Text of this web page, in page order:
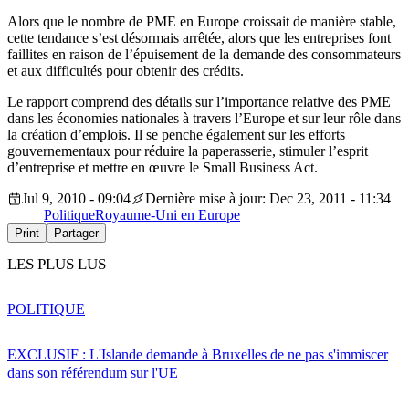
Alors que le nombre de PME en Europe croissait de manière stable,
cette tendance s’est désormais arrêtée, alors que les entreprises font
faillites en raison de l’épuisement de la demande des consommateurs
et aux difficultés pour obtenir des crédits.
Le rapport comprend des détails sur l’importance relative des PME
dans les économies nationales à travers l’Europe et sur leur rôle dans
la création d’emplois. Il se penche également sur les efforts
gouvernementaux pour réduire la paperasserie, stimuler l’esprit
d’entreprise et mettre en œuvre le Small Business Act.
Jul 9, 2010 - 09:04
Dernière mise à jour: Dec 23, 2011 - 11:34
PolitiqueRoyaume-Uni en Europe
Print Partager
LES PLUS LUS
EXCLUSIF : L'Islande demande à Bruxelles de ne pas s'immiscer
dans son référendum sur l'UE
POLITIQUE